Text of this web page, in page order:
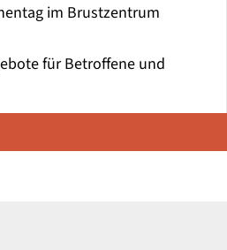
im Brustzentrum
für Betroffene und